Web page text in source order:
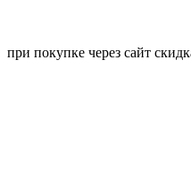
при покупке через сайт